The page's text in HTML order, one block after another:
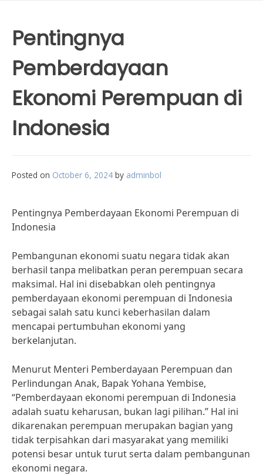
Pentingnya
Pemberdayaan
Ekonomi Perempuan di
Indonesia
Posted on October 6, 2024 by adminbol
Pentingnya Pemberdayaan Ekonomi Perempuan di
Indonesia
Pembangunan ekonomi suatu negara tidak akan
berhasil tanpa melibatkan peran perempuan secara
maksimal. Hal ini disebabkan oleh pentingnya
pemberdayaan ekonomi perempuan di Indonesia
sebagai salah satu kunci keberhasilan dalam
mencapai pertumbuhan ekonomi yang
berkelanjutan.
Menurut Menteri Pemberdayaan Perempuan dan
Perlindungan Anak, Bapak Yohana Yembise,
“Pemberdayaan ekonomi perempuan di Indonesia
adalah suatu keharusan, bukan lagi pilihan.” Hal ini
dikarenakan perempuan merupakan bagian yang
tidak terpisahkan dari masyarakat yang memiliki
potensi besar untuk turut serta dalam pembangunan
ekonomi negara.